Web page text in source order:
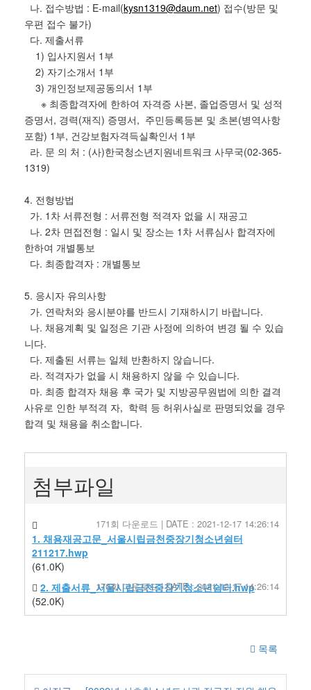
나. 접수방법 : E-mail(kysn1319@daum.net) 접수(방문 및
우편 접수 불가)
다. 제출서류
1) 입사지원서 1부
2) 자기소개서 1부
3) 개인정보제공동의서 1부
※ 최종합격자에 한하여 자격증 사본, 졸업증명서 및 성적
증명서, 경력(재직) 증명서, 주민등록등본 및 초본(병역사항
포함) 1부, 건강보험자격득실확인서 1부
라. 문 의 처 : (사)한국청소년지원네트워크 사무국(02-365-
1319)
4. 전형방법
가. 1차 서류전형 : 서류전형 적격자 없을 시 재공고
나. 2차 면접전형 : 일시 및 장소는 1차 서류심사 합격자에
한하여 개별통보
다. 최종합격자 : 개별통보
5. 응시자 유의사항
가. 연락처와 응시분야를 반드시 기재하시기 바랍니다.
나. 채용계획 및 일정은 기관 사정에 의하여 변경 될 수 있습
니다.
다. 제출된 서류는 일체 반환하지 않습니다.
라. 적격자가 없을 시 채용하지 않을 수 있습니다.
마. 최종 합격자 채용 후 국가 및 지방공무원법에 의한 결격
사유로 인한 부적격 자, 학력 등 허위사실로 판명되었을 경우
합격 및 채용을 취소합니다.
첨부파일
1. 채용재공고문_서울시립금천중장기청소년쉼터
211217.hwp
(61.0K)
171회 다운로드 | DATE : 2021-12-17 14:26:14
2. 제출서류_서울시립금천중장기청소년쉼터.hwp
(52.0K)
170회 다운로드 | DATE : 2021-12-17 14:26:14
목록